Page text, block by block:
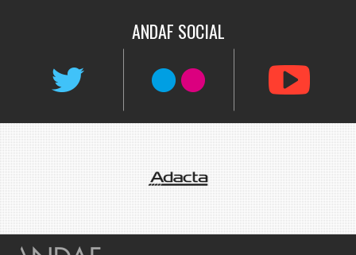
ANDAF SOCIAL